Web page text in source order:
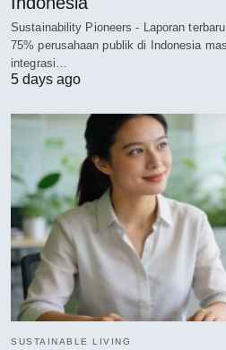
Sustainability Pioneers - Laporan
75% perusahaan publik di Indonesia
integrasi…
5 days ago
SUSTAINABLE LIVING